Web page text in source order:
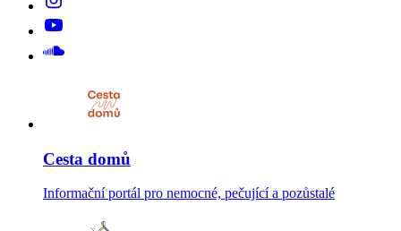
Cesta domů
Informační portál pro nemocné, pečující a pozůstalé